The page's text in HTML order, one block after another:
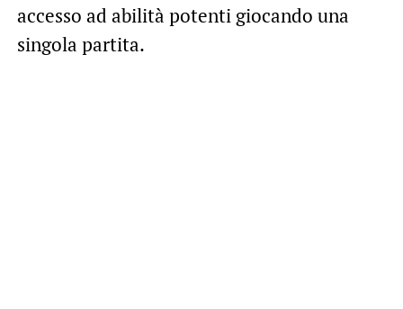
accesso ad abilità potenti giocando una
singola partita.